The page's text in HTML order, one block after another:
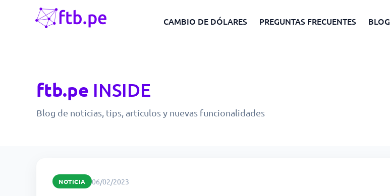
CAMBIO DE DÓLARES PREGUNTAS FRECUENTES BLOG
ftb.pe INSIDE
Blog de noticias, tips, artículos y nuevas funcionalidades
NOTICIA 06/02/2023